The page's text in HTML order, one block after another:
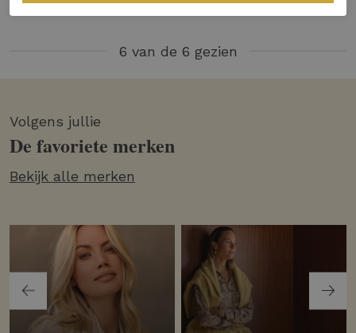
6 van de 6 gezien
Volgens jullie
De favoriete merken
Bekijk alle merken